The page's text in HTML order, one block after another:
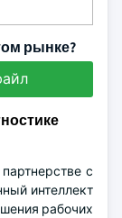
рынке?
с
интеллект
рабочих